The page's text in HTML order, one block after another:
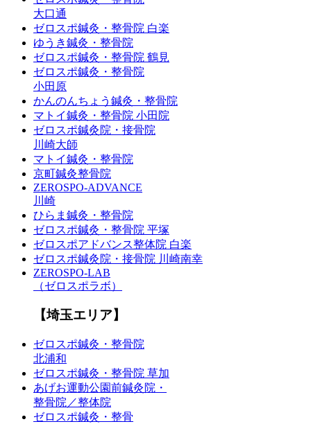
大口通
ゼロスポ鍼灸・整骨院 白楽
ゆうき鍼灸・整骨院
ゼロスポ鍼灸・整骨院 鶴見
ゼロスポ鍼灸・整骨院
小田原
かんのんちょう鍼灸・整骨院
マトイ鍼灸・整骨院 小田院
ゼロスポ鍼灸院・接骨院
川崎大師
マトイ鍼灸・整骨院
京町鍼灸整骨院
ZEROSPO-ADVANCE
川崎
ひらま鍼灸・整骨院
ゼロスポ鍼灸・整骨院 平塚
ゼロスポアドバンス整体院 白楽
ゼロスポ鍼灸院・接骨院 川崎南幸
ZEROSPO-LAB
（ゼロスポラボ）
【埼玉エリア】
ゼロスポ鍼灸・整骨院
北浦和
ゼロスポ鍼灸・整骨院 草加
あげお運動公園前鍼灸院・
整骨院／整体院
ゼロスポ鍼灸・整骨